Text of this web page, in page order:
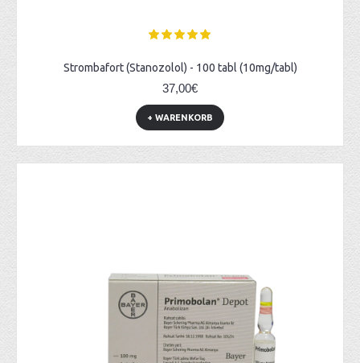
Strombafort (Stanozolol) - 100 tabl (10mg/tabl)
37,00€
+ WARENKORB